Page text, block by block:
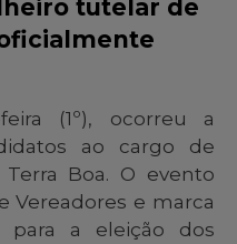
tutelar de
(1º), ocorreu a
ao cargo de
Boa. O evento
Vereadores e marca
a eleição dos